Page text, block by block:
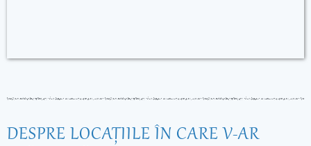
DESPRE LOCAŢIILE ÎN CARE V-AR